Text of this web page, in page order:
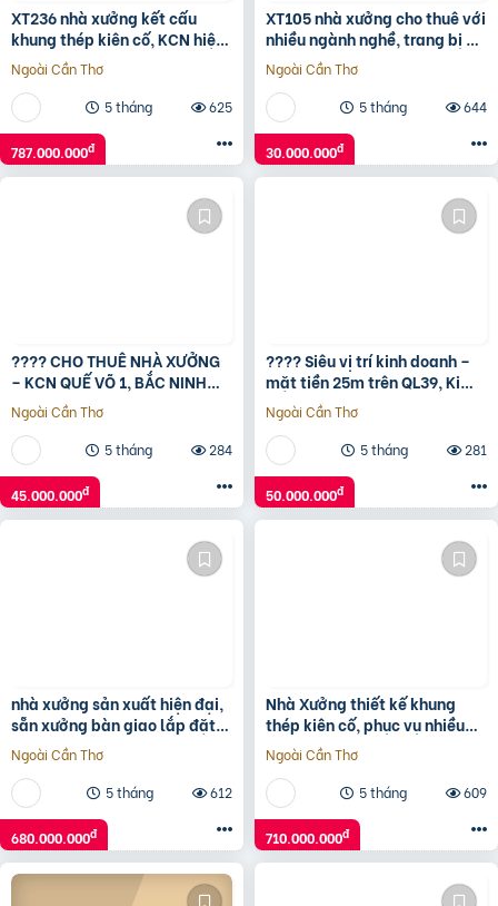
XT236 nhà xưởng kết cấu
khung thép kiên cố, KCN hiện
đại với nhiều ngành nghề CNC
Ngoài Cần Thơ
5 tháng
625
787.000.000đ
XT105 nhà xưởng cho thuê với
nhiều ngành nghề, trang bị PC
tự động, an toàn Sx lâu dài
Ngoài Cần Thơ
5 tháng
644
30.000.000đ
???? CHO THUÊ NHÀ XƯỞNG
– KCN QUẾ VÕ 1, BẮC NINH
???? Diện tích: 450m² ????
Ngoài Cần Thơ
5 tháng
284
45.000.000đ
???? Siêu vị trí kinh doanh –
mặt tiền 25m trên QL39, Kim
Động – Hưng Yên ???? Diện
tích rộng gần
Ngoài Cần Thơ
5 tháng
281
50.000.000đ
nhà xưởng sản xuất hiện đại,
sẵn xưởng bàn giao lắp đặt
máy móc liền, thuê lâu dài
Ngoài Cần Thơ
5 tháng
612
680.000.000đ
Nhà Xưởng thiết kế khung
thép kiên cố, phục vụ nhiều
ngành nghề. không ô nhiễm
Ngoài Cần Thơ
5 tháng
609
710.000.000đ